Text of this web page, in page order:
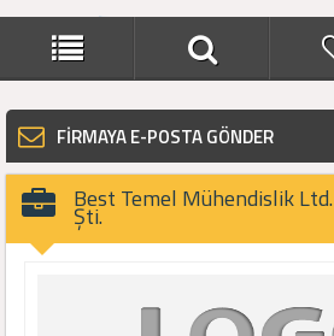
FİRMAYA E-POSTA GÖNDER
Best Temel Mühendislik Ltd.
Şti.